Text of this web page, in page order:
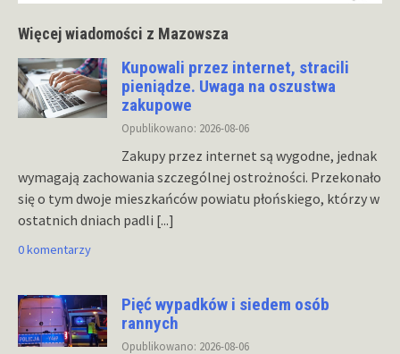
Więcej wiadomości z Mazowsza
Kupowali przez internet, stracili
pieniądze. Uwaga na oszustwa
zakupowe
Opublikowano: 2026-08-06
Zakupy przez internet są wygodne, jednak
wymagają zachowania szczególnej ostrożności. Przekonało
się o tym dwoje mieszkańców powiatu płońskiego, którzy w
ostatnich dniach padli [...]
0 komentarzy
Pięć wypadków i siedem osób
rannych
Opublikowano: 2026-08-06